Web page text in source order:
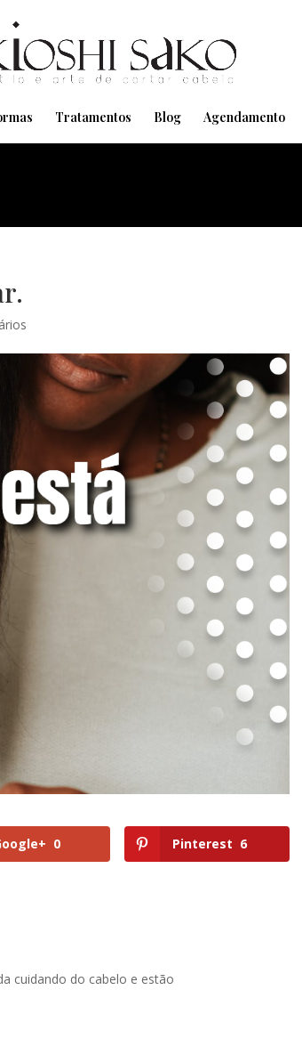
Tratamentos Blog Agendamento
0 Pinterest 6
cuidando do cabelo e estão
transformar seu Visual??
pelo Whatsapp